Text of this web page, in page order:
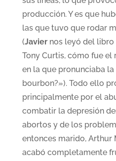
producción. Y es que
las que tuvo que rodar
(Javiernos leyó del libro
Tony Curtis, cómo fue el
en la que pronunciaba
bourbon?»). Todo ello
principalmente por el
combatir la depresión
abortos y de los
entonces marido, Arthur
acabó completamente